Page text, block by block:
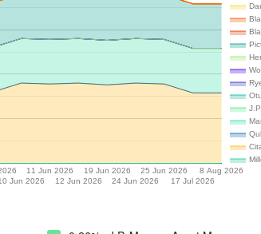
Jun 2026
11 Jun 2026
12 Jun 2026
19 Jun 2026
24 Jun 2026
25 Jun 2026
17 Jul 2026
8 Aug 2026